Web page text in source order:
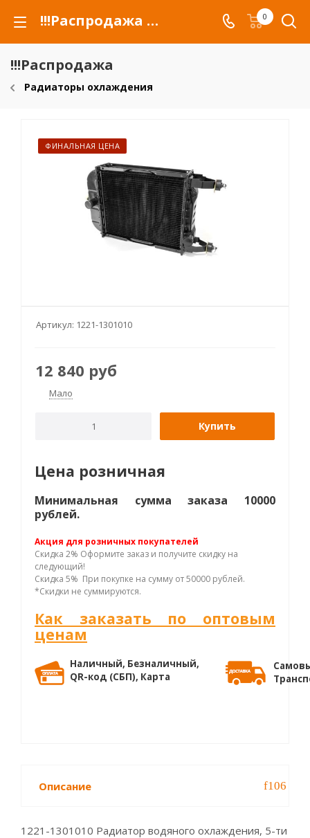
!!!Распродажа для автомобилей российских марок и сельхозтехники 0
!!!Распродажа
Радиаторы охлаждения
ФИНАЛЬНАЯ ЦЕНА
Артикул: 1221-1301010
12 840 руб
Мало
Купить
Цена розничная
Минимальная сумма заказа 10000
рублей.
Акция для розничных покупателей
Скидка 2% Оформите заказ и получите скидку на
следующий!
Скидка 5% При покупке на сумму от 50000 рублей.
*Скидки не суммируются.
Как заказать по оптовым
ценам
Наличный, Безналичный,
QR-код (СБП), Карта
Описание
1221-1301010 Радиатор водяного охлаждения, 5-ти